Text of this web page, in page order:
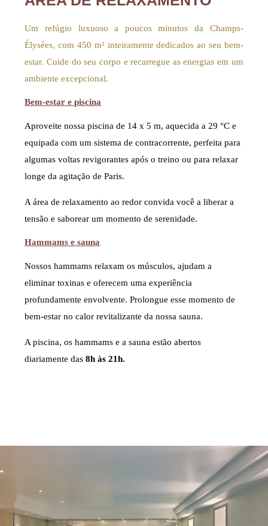
Um refúgio luxuoso a poucos minutos da Champs-
Élysées, com 450 m² inteiramente dedicados ao seu bem-
estar. Cuide do seu corpo e recarregue as energias em um
ambiente excepcional.
Bem-estar e piscina
Aproveite nossa piscina de 14 x 5 m, aquecida a 29 °C e
equipada com um sistema de contracorrente, perfeita para
algumas voltas revigorantes após o treino ou para relaxar
longe da agitação de Paris.
A área de relaxamento ao redor convida você a liberar a
tensão e saborear um momento de serenidade.
Hammams e sauna
Nossos hammams relaxam os músculos, ajudam a
eliminar toxinas e oferecem uma experiência
profundamente envolvente. Prolongue esse momento de
bem-estar no calor revitalizante da nossa sauna.
A piscina, os hammams e a sauna estão abertos
diariamente das8h às 21h.